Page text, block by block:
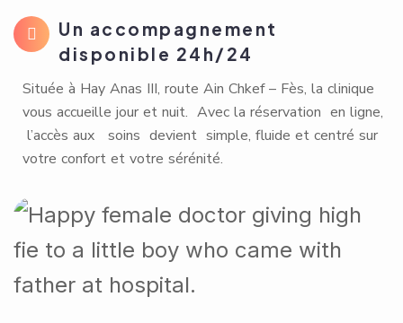
Un accompagnement
disponible 24h/24
Située à Hay Anas III, route Ain Chkef – Fès, la clinique
vous accueille jour et nuit. Avec la réservation en ligne,
l’accès aux soins devient simple, fluide et centré sur
votre confort et votre sérénité.